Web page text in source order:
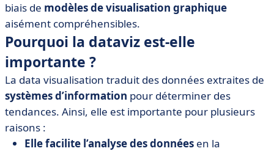
biais de modèles de visualisation graphique
aisément compréhensibles.
Pourquoi la dataviz est-elle
importante ?
La data visualisation traduit des données extraites de
systèmes d’information pour déterminer des
tendances. Ainsi, elle est importante pour plusieurs
raisons :
Elle facilite l’analyse des données en la